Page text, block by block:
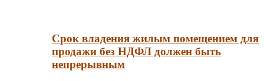
Срок владения жилым помещением для
продажи без НДФЛ должен быть
непрерывным